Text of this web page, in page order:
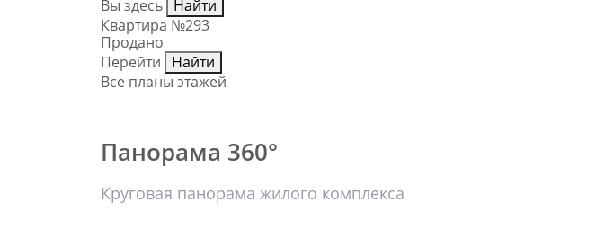
Вы здесь Найти
Квартира №293
Продано
Перейти
Найти
Все планы этажей
Панорама 360°
Круговая панорама жилого комплекса